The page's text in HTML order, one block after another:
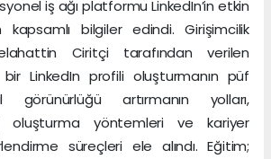
iş ağı platformu LinkedIn’in etkin
kapsamlı bilgiler edindi. Girişimcilik
Ciritçi tarafından verilen
LinkedIn profili oluşturmanın püf
görünürlüğü artırmanın yolları,
oluşturma yöntemleri ve kariyer
süreçleri ele alındı. Eğitim;